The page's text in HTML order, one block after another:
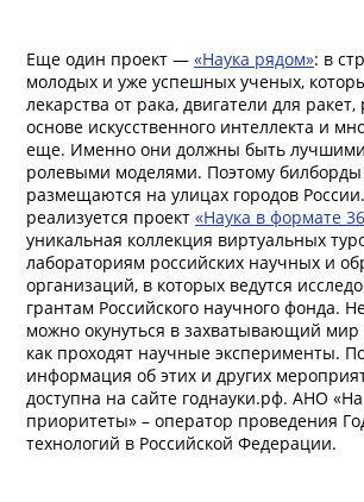
Еще один проект — «Наука рядом»: в
молодых и уже успешных ученых,
лекарства от рака, двигатели для
основе искусственного интеллекта и
еще. Именно они должны быть
ролевыми моделями. Поэтому
размещаются на улицах городов
реализуется проект «Наука в формате
уникальная коллекция виртуальных
лабораториям российских научных и
организаций, в которых ведутся
грантам Российского научного фонда.
можно окунуться в захватывающий мир
как проходят научные эксперименты.
информация об этих и других
доступна на сайте годнауки.рф. АНО
приоритеты» – оператор проведения
технологий в Российской Федерации.